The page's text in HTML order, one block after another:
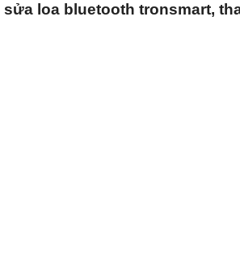
loa bluetooth tronsmart,